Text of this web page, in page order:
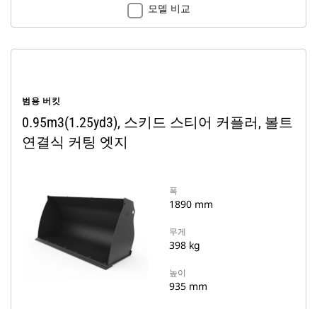
모델 비교
범용 버킷
0.95m3(1.25yd3), 스키드 스티어 커플러, 볼트
연결식 커팅 엣지
폭
1890 mm
무게
398 kg
높이
935 mm